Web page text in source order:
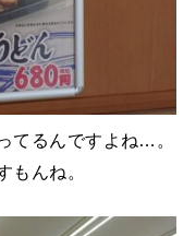
てるんですよね…。
もんね。